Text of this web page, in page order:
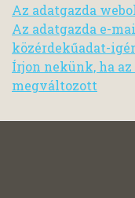
Az adatgazda
Az adatgazda e-
közérdekűadat-
Írjon nekünk, ha
megváltozott